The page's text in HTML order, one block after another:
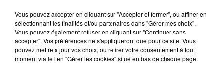
crème
liquide en
chantilly
avec le
mascarpone
Vous pouvez accepter en cliquant sur "Accepter et fermer", ou affiner en
sélectionnant les finalités et/ou partenaires dans "Gérer mes choix".
Vous pouvez également refuser en cliquant sur "Continuer sans
accepter". Vos préférences ne s'appliqueront que pour ce site. Vous
pouvez mettre à jour vos choix, ou retirer votre consentement à tout
moment via le lien "Gérer les cookies" situé en bas de chaque page.